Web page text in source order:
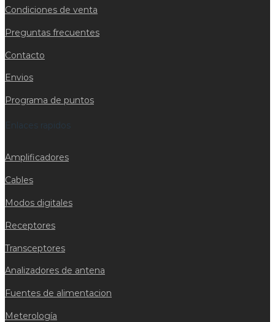
Condiciones de venta
Preguntas frecuentes
Contacto
Envios
Programa de puntos
Enlaces rapidos
Amplificadores
Cables
Modos digitales
Receptores
Transceptores
Analizadores de antena
Fuentes de alimentacion
Meterología